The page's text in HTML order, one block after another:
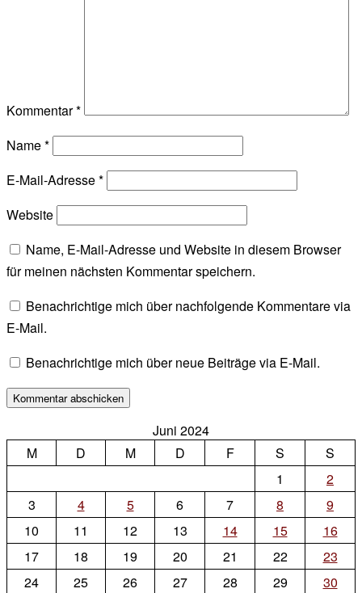
Kommentar*
Name*
E-Mail-Adresse*
Website
Name, E-Mail-Adresse und Website in diesem Browser
für meinen nächsten Kommentar speichern.
Benachrichtige mich über nachfolgende Kommentare via
E-Mail.
Benachrichtige mich über neue Beiträge via E-Mail.
Juni 2024
M
D M D F S
S
1
2
3
4 5 6 7 8
9
10
11 12 13 14 15
16
17
18 19 20 21 22
23
24
25 26 27 28 29
30